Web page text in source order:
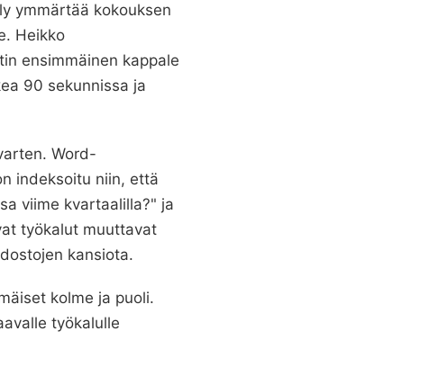
ymmärtää kokouksen
Heikko
ensimmäinen kappale
90 sekunnissa ja
Word-
indeksoitu niin, että
viime kvartaalilla?" ja
työkalut muuttavat
kansiota.
kolme ja puoli.
työkalulle